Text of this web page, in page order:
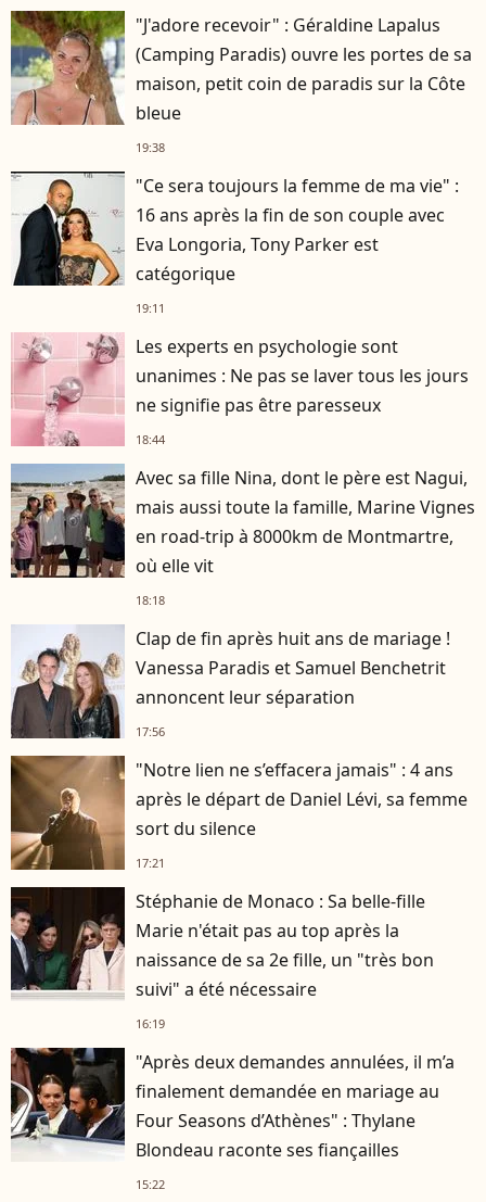
"J'adore recevoir" : Géraldine Lapalus
(Camping Paradis) ouvre les portes de sa
maison, petit coin de paradis sur la Côte
bleue
19:38
"Ce sera toujours la femme de ma vie" :
16 ans après la fin de son couple avec
Eva Longoria, Tony Parker est
catégorique
19:11
Les experts en psychologie sont
unanimes : Ne pas se laver tous les jours
ne signifie pas être paresseux
18:44
Avec sa fille Nina, dont le père est Nagui,
mais aussi toute la famille, Marine Vignes
en road-trip à 8000km de Montmartre,
où elle vit
18:18
Clap de fin après huit ans de mariage !
Vanessa Paradis et Samuel Benchetrit
annoncent leur séparation
17:56
"Notre lien ne s’effacera jamais" : 4 ans
après le départ de Daniel Lévi, sa femme
sort du silence
17:21
Stéphanie de Monaco : Sa belle-fille
Marie n'était pas au top après la
naissance de sa 2e fille, un "très bon
suivi" a été nécessaire
16:19
"Après deux demandes annulées, il m’a
finalement demandée en mariage au
Four Seasons d’Athènes" : Thylane
Blondeau raconte ses fiançailles
15:22